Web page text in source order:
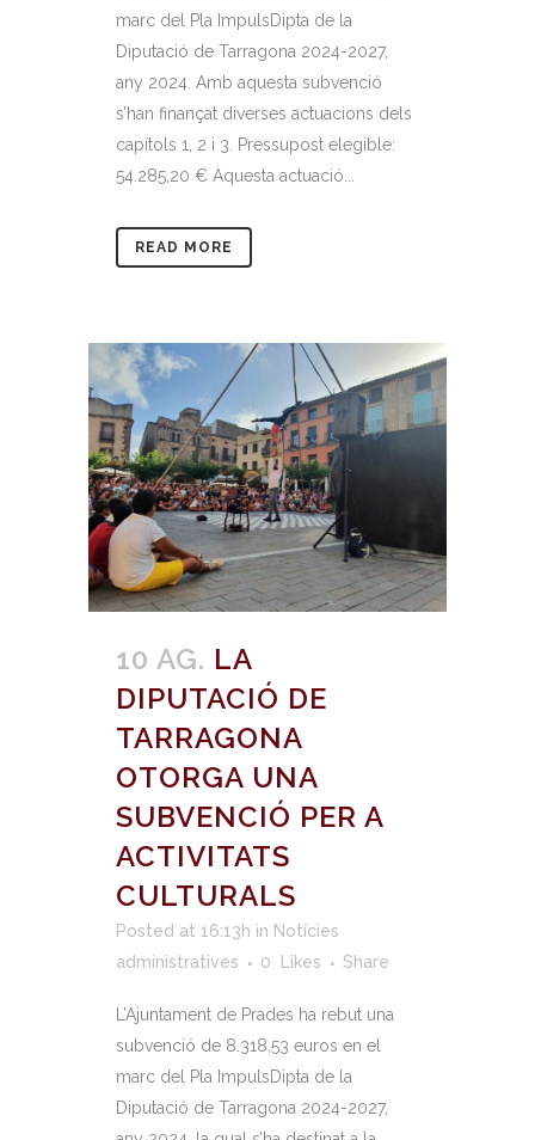
marc del Pla ImpulsDipta de la
Diputació de Tarragona 2024-2027,
any 2024. Amb aquesta subvenció
s’han finançat diverses actuacions dels
capítols 1, 2 i 3. Pressupost elegible:
54.285,20 € Aquesta actuació...
READ MORE
10 AG. LA
DIPUTACIÓ DE
TARRAGONA
OTORGA UNA
SUBVENCIÓ PER A
ACTIVITATS
CULTURALS
Posted at 16:13h in Notícies
administratives
0 Likes Share
L’Ajuntament de Prades ha rebut una
subvenció de 8.318,53 euros en el
marc del Pla ImpulsDipta de la
Diputació de Tarragona 2024-2027,